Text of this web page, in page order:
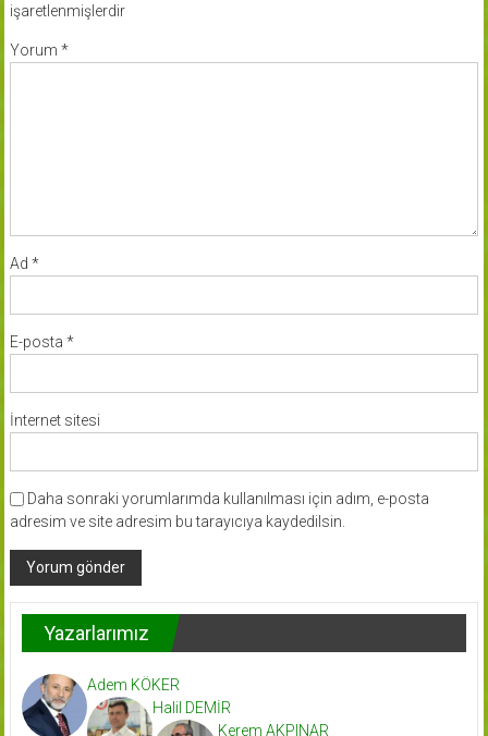
işaretlenmişlerdir
Yorum *
Ad *
E-posta *
İnternet sitesi
Daha sonraki yorumlarımda kullanılması için adım, e-posta
adresim ve site adresim bu tarayıcıya kaydedilsin.
Yazarlarımız
Adem KÖKER
Halil DEMİR
Kerem AKPINAR